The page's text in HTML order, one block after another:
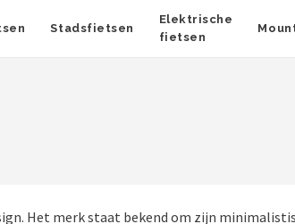
Stadsfietsen
Elektrische
fietsen
Het merk staat bekend om zijn